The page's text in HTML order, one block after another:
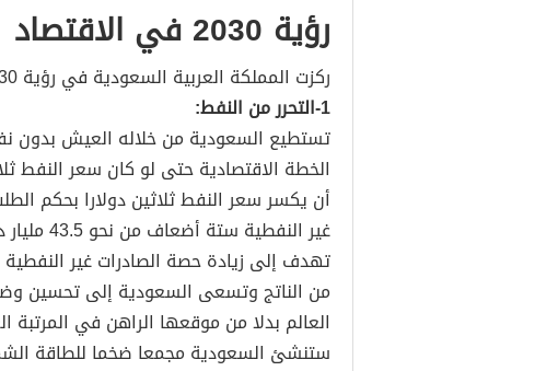
رؤية 2030 في الاقتصاد
ركزت المملكة العربية السعودية في رؤية 2030 في الاقتصاد على عدة نقاط:
1-التحرر من النفط:
الخطة الاقتصادية حتى لو كان سعر النفط
أن يكسر سعر النفط ثلاثين دولارا بحكم
العالم بدلا من موقعها الراهن في
ستنشئ السعودية مجمعا ضخما للطاقة